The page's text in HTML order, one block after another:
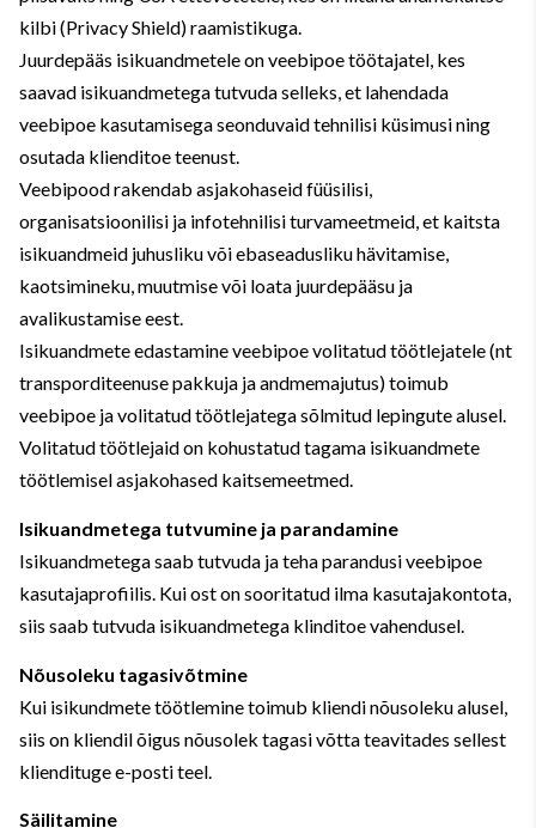
kilbi (Privacy Shield) raamistikuga.
Juurdepääs isikuandmetele on veebipoe töötajatel, kes
saavad isikuandmetega tutvuda selleks, et lahendada
veebipoe kasutamisega seonduvaid tehnilisi küsimusi ning
osutada klienditoe teenust.
Veebipood rakendab asjakohaseid füüsilisi,
organisatsioonilisi ja infotehnilisi turvameetmeid, et kaitsta
isikuandmeid juhusliku või ebaseadusliku hävitamise,
kaotsimineku, muutmise või loata juurdepääsu ja
avalikustamise eest.
Isikuandmete edastamine veebipoe volitatud töötlejatele (nt
transporditeenuse pakkuja ja andmemajutus) toimub
veebipoe ja volitatud töötlejatega sõlmitud lepingute alusel.
Volitatud töötlejaid on kohustatud tagama isikuandmete
töötlemisel asjakohased kaitsemeetmed.
Isikuandmetega tutvumine ja parandamine
Isikuandmetega saab tutvuda ja teha parandusi veebipoe
kasutajaprofiilis. Kui ost on sooritatud ilma kasutajakontota,
siis saab tutvuda isikuandmetega klinditoe vahendusel.
Nõusoleku tagasivõtmine
Kui isikundmete töötlemine toimub kliendi nõusoleku alusel,
siis on kliendil õigus nõusolek tagasi võtta teavitades sellest
kliendituge e-posti teel.
Säilitamine